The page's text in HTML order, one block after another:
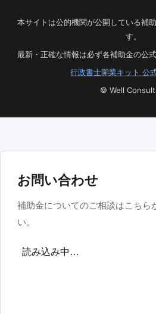
本サイトは公的機関が公開している補
す。
最新・正確な情報は必ず各補助金の公
行政書士開業キット 公
© Well
お問い合わせ
補助金についてのご相談はこちら
い。